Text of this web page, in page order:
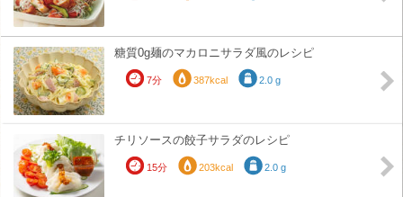
糖質0g麺のマカロニサラダ風のレシピ
7分 387kcal 2.0 g
チリソースの餃子サラダのレシピ
15分 203kcal 2.0 g